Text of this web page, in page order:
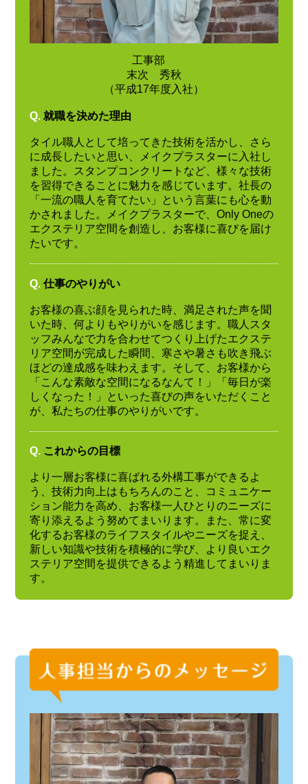
工事部
末次 秀秋
（平成17年度入社）
Q. 就職を決めた理由
タイル職人として培ってきた技術を活かし、さら
に成長したいと思い、メイクプラスターに入社し
ました。スタンプコンクリートなど、様々な技術
を習得できることに魅力を感じています。社長の
「一流の職人を育てたい」という言葉にも心を動
かされました。メイクプラスターで、Only Oneの
エクステリア空間を創造し、お客様に喜びを届け
たいです。
Q. 仕事のやりがい
お客様の喜ぶ顔を見られた時、満足された声を聞
いた時、何よりもやりがいを感じます。職人スタ
ッフみんなで力を合わせてつくり上げたエクステ
リア空間が完成した瞬間、寒さや暑さも吹き飛ぶ
ほどの達成感を味わえます。そして、お客様から
「こんな素敵な空間になるなんて！」「毎日が楽
しくなった！」といった喜びの声をいただくこと
が、私たちの仕事のやりがいです。
Q. これからの目標
より一層お客様に喜ばれる外構工事ができるよ
う、技術力向上はもちろんのこと、コミュニケー
ション能力を高め、お客様一人ひとりのニーズに
寄り添えるよう努めてまいります。また、常に変
化するお客様のライフスタイルやニーズを捉え、
新しい知識や技術を積極的に学び、より良いエク
ステリア空間を提供できるよう精進してまいりま
す。